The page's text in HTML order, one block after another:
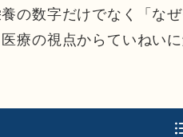
の数字だけでなく「な
療の視点からていねいに